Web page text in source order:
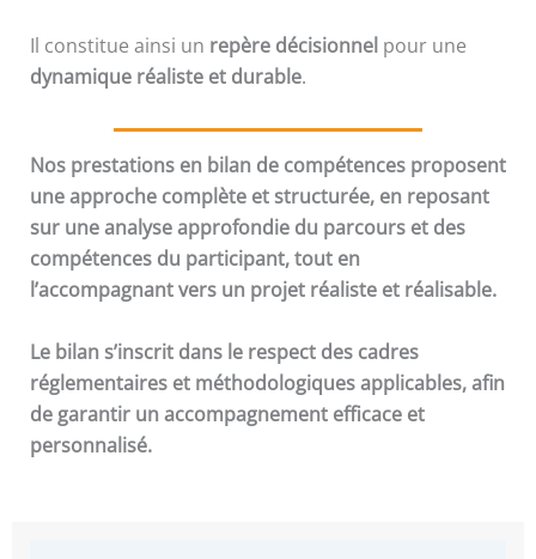
Il constitue ainsi un repère décisionnel pour une
dynamique réaliste et durable.
Nos prestations en bilan de compétences proposent
une approche complète et structurée, en reposant
sur une analyse approfondie du parcours et des
compétences du participant, tout en
l’accompagnant vers un projet réaliste et réalisable.
Le bilan s’inscrit dans le respect des cadres
réglementaires et méthodologiques applicables, afin
de garantir un accompagnement efficace et
personnalisé.